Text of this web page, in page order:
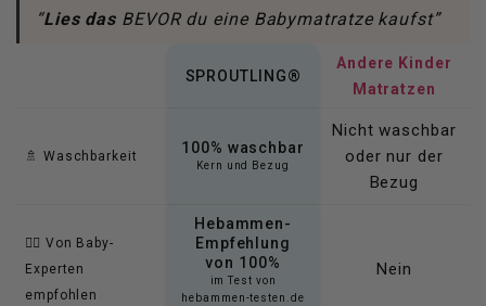
“Lies das BEVOR du eine Babymatratze kaufst”
SPROUTLING®
Andere Kinder
Matratzen
🚿 Waschbarkeit 100% waschbar
Kern und Bezug
Nicht waschbar
oder nur der
Bezug
👩‍⚕️ Von Baby-
Experten
empfohlen
Hebammen-
Empfehlung
von 100%
im Test von
hebammen-testen.de
Nein